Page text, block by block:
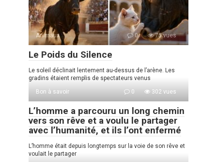
Animaux 0 75 vues
Le Poids du Silence
Le soleil déclinait lentement au-dessus de l’arène. Les
gradins étaient remplis de spectateurs venus
Bon à savoir
0 302 vues
L’homme a parcouru un long chemin
vers son rêve et a voulu le partager
avec l’humanité, et ils l’ont enfermé
L’homme était depuis longtemps sur la voie de son rêve et
voulait le partager